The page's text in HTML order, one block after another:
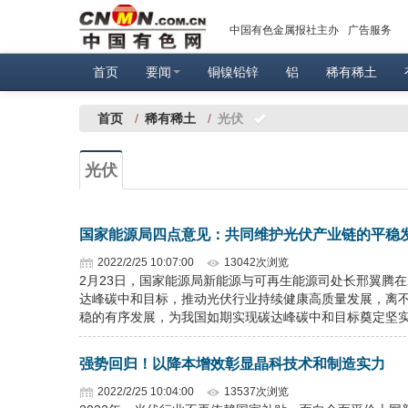
中国有色金属报社主办 广告服务
首页 要闻 铜镍铅锌 铝 稀有稀土
首页 / 稀有稀土 / 光伏
光伏
国家能源局四点意见：共同维护光伏产业链的平稳
2022/2/25 10:07:00 13042次浏览
2月23日，国家能源局新能源与可再生能源司处长邢翼腾
达峰碳中和目标，推动光伏行业持续健康高质量发展，离
稳的有序发展，为我国如期实现碳达峰碳中和目标奠定坚
强势回归！以降本增效彰显晶科技术和制造实力
2022/2/25 10:04:00 13537次浏览